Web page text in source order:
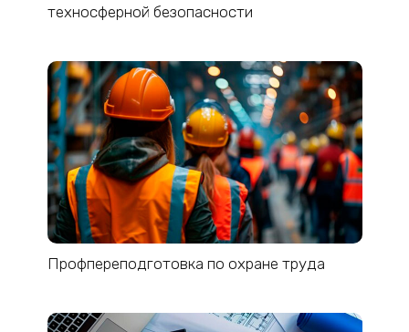
техносферной безопасности
Профпереподготовка по охране труда